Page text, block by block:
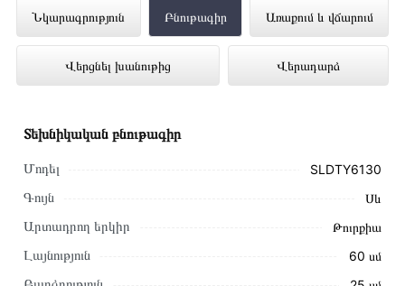
Նկարագրություն Բնութագիր Առաքում և վճարում
Վերցնել խանութից Վերադարձ
Ներկառուցվող Օդաքարշ Պահարան
SCHAUB LORENZ SLDTY6130
ներկայացված է Technomix առցանց
Տեխնիկական բնութագիր
Մոդել SLDTY6130
Գույն Սև
Արտադրող երկիր Թուրքիա
Լայնություն 60 սմ